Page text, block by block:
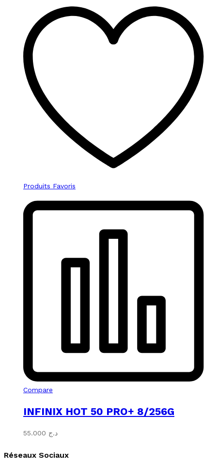
Produits Favoris
Compare
INFINIX HOT 50 PRO+ 8/256G
د.ج
Réseaux Sociaux